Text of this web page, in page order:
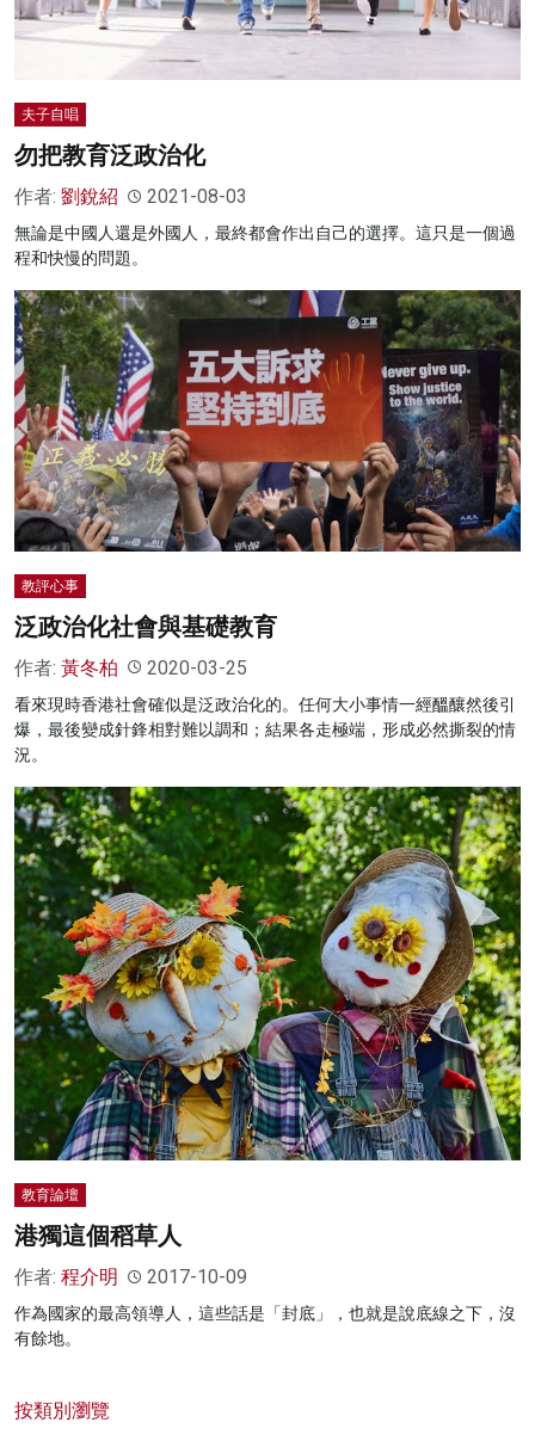
夫子自唱
勿把教育泛政治化
作者: 劉銳紹 2021-08-03
無論是中國人還是外國人，最終都會作出自己的選擇。這只是一個過
程和快慢的問題。
教評心事
泛政治化社會與基礎教育
作者: 黃冬柏 2020-03-25
看來現時香港社會確似是泛政治化的。任何大小事情一經醞釀然後引
爆，最後變成針鋒相對難以調和；結果各走極端，形成必然撕裂的情
況。
教育論壇
港獨這個稻草人
作者: 程介明 2017-10-09
作為國家的最高領導人，這些話是「封底」，也就是說底線之下，沒
有餘地。
按類別瀏覽